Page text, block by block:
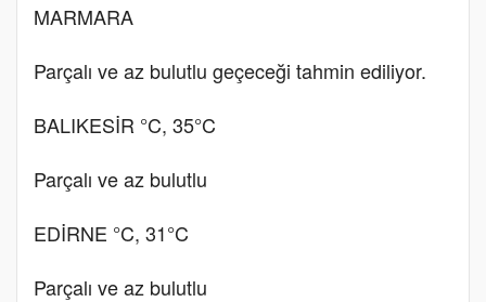
MARMARA
Parçalı ve az bulutlu geçeceği tahmin ediliyor.
BALIKESİR °C, 35°C
Parçalı ve az bulutlu
EDİRNE °C, 31°C
Parçalı ve az bulutlu